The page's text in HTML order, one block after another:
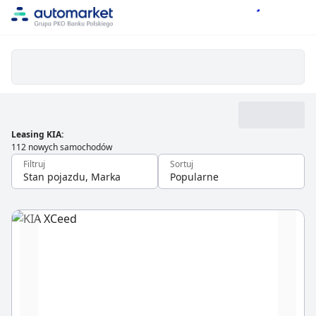
Leasing KIA:
112 nowych samochodów
Filtruj
Stan pojazdu, Marka
Sortuj
Popularne